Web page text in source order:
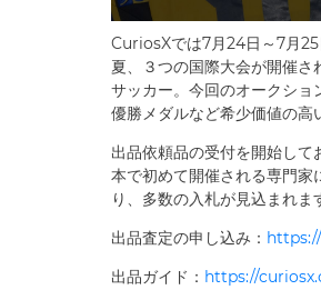
CuriosXでは7月24日～7月25
夏、３つの国際大会が開催
サッカー。今回のオークショ
優勝メダルなど希少価値の高
出品依頼品の受付を開始し
本で初めて開催される専門家
り、多数の入札が見込まれま
出品査定の申し込み：
出品ガイド： https://